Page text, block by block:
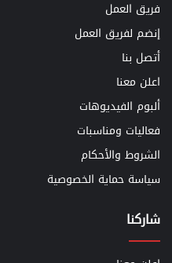
فريق العمل
إنضم لفريق العمل
أتصل بنا
اعلن معنا
ألبوم الفيديوهات
فعاليات ومناسبات
الشروط والأحكام
سياسة حماية الخصوصية
شاركنا